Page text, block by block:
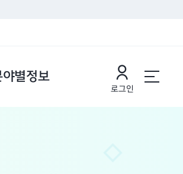
야별정보
로그인